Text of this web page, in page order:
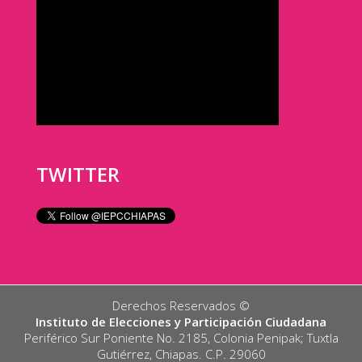
TWITTER
Derechos Reservados ©️
Instituto de Elecciones y Participación Ciudadana
Periférico Sur Poniente No. 2185, Colonia Penipak; Tuxtla
Gutiérrez, Chiapas. C.P. 29060